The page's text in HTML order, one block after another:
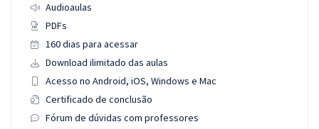
Audioaulas
PDFs
160 dias para acessar
Download ilimitado das aulas
Acesso no Android, iOS, Windows e Mac
Certificado de conclusão
Fórum de dúvidas com professores